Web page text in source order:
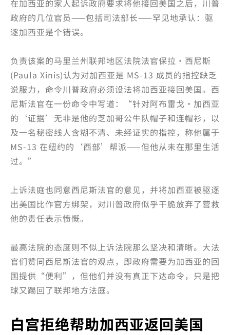
在加西亚的家人起诉政府要求将他接回美国之后，川普
政府的几位官员——包括司法部长——罕见地承认：驱
逐加西亚是个错误。
负责该案的马里兰州联邦地区法院法官保拉·西尼斯
(Paula Xinis)认为对加西亚是 MS-13 成员的指控缺乏
说服力，命令川普政府必须设法将加西亚接回美国。西
尼斯法官在一份命令中写道：“针对阿布雷戈·加西亚
的‘证据’无非是他的芝加哥公牛队帽子和连帽衫，以
及一名秘密线人含糊不清、未经证实的指控，称他属于
MS-13 在纽约的‘西部’帮派——但他从未在那里生活
过。”
上诉法庭也同意西尼斯法官的意见，并将加西亚被驱逐
出美国比作官方绑架，对川普政府似乎干脆放弃了营救
他的责任表示愤慨。
最高法院的态度则不似上诉法院那么坚决和清晰。大法
官们赞同西尼斯法官的观点，即政府需要为加西亚的回
国提供“便利”，但他们并没有真正下达命令，只是把
球又踢回了联邦地方法庭。
白宫拒绝帮助加西亚返回美国